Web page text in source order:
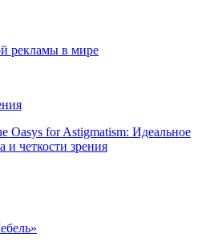
рекламы в мире
Oasys for Astigmatism: Идеальное
и четкости зрения